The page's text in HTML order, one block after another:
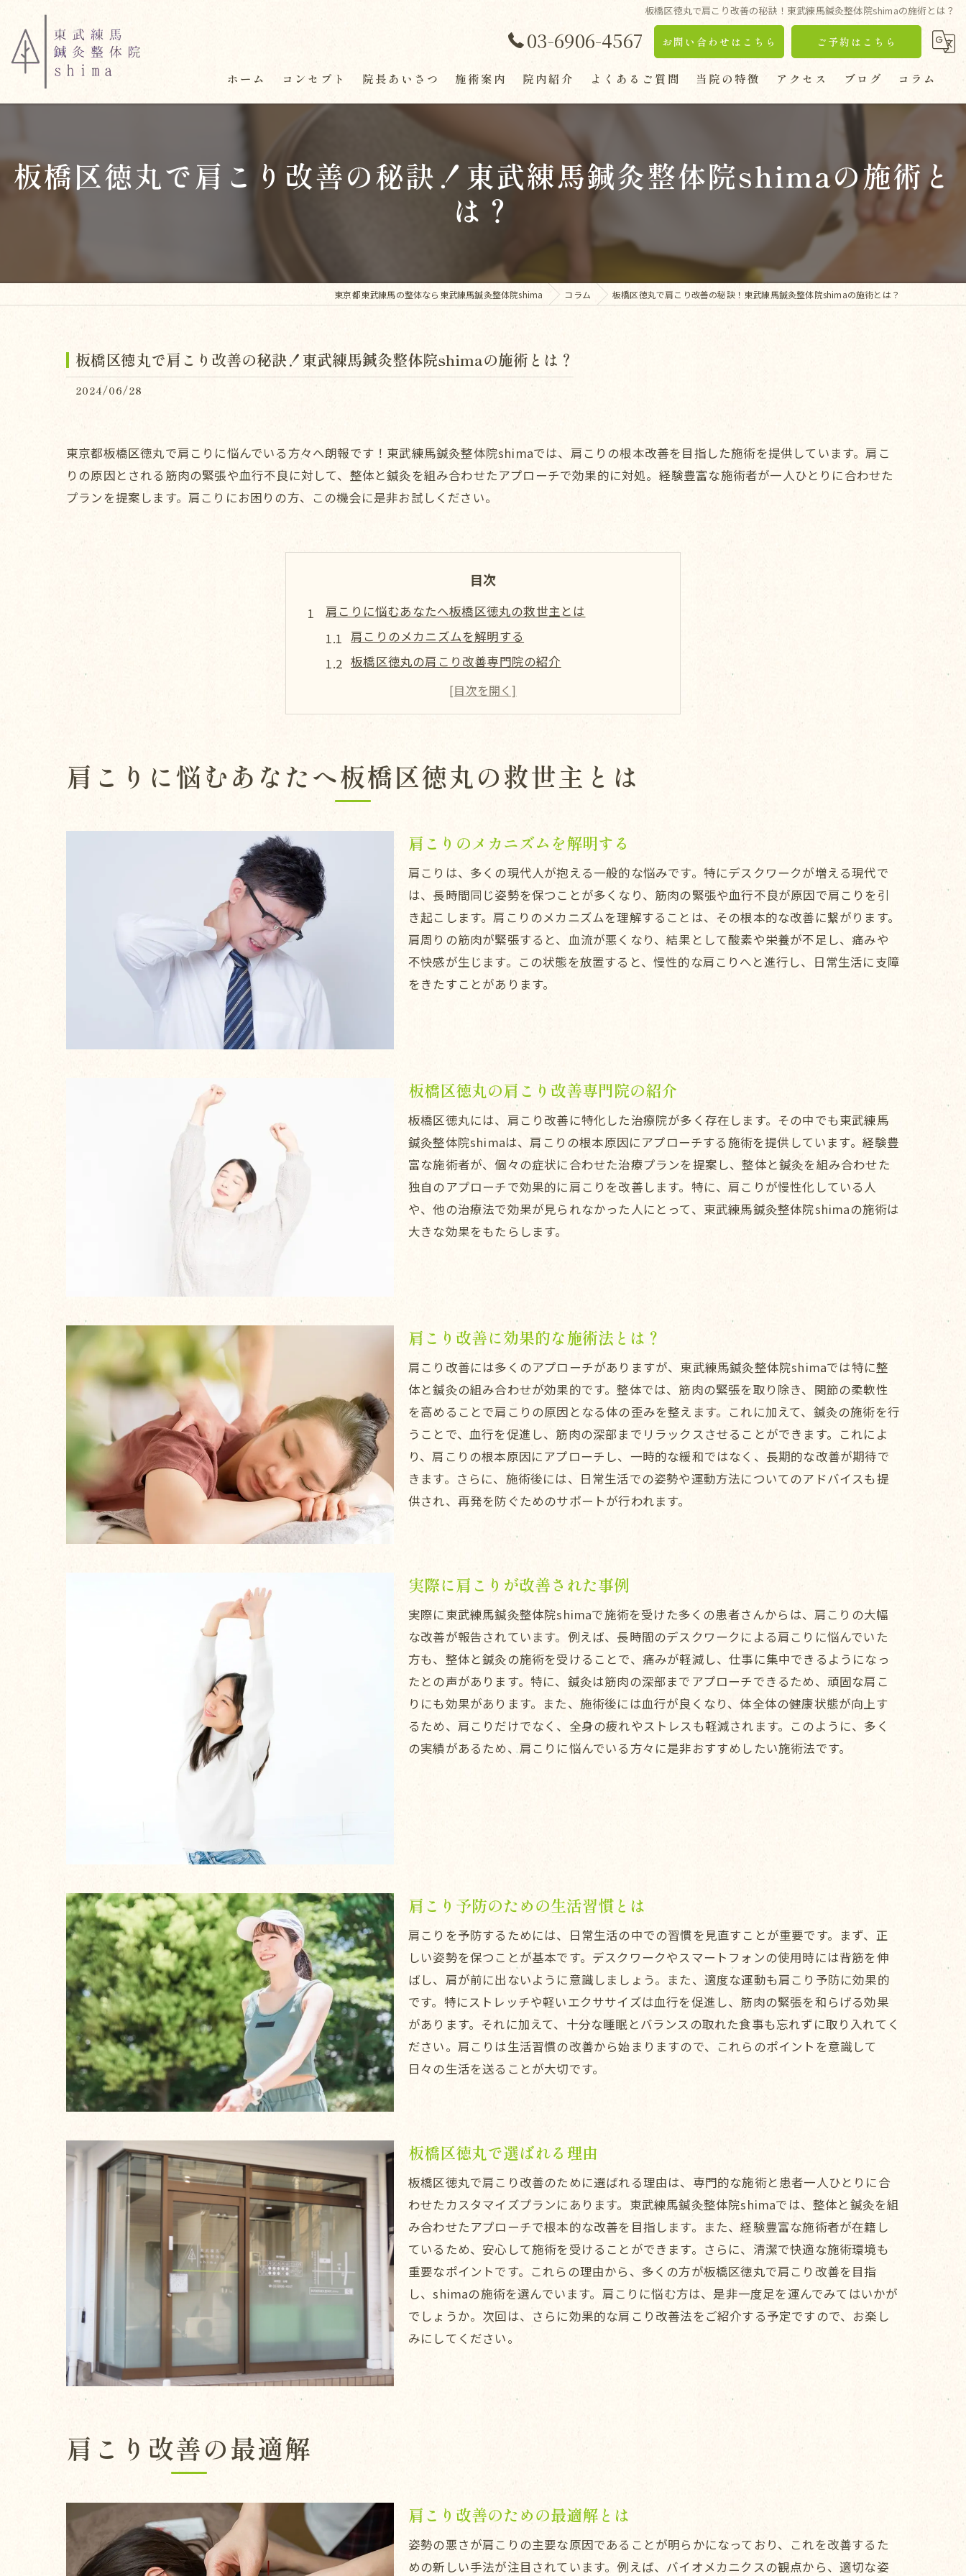
板橋区徳丸で肩こり改善の秘訣！東武練馬鍼灸整体院shimaの施術とは？
03-6906-4567 お問い合わせはこちら ご予約はこちら
ホーム コンセプト 院長あいさつ 施術案内 院内紹介 よくあるご質問 当院の特徴
ぎっくり腰
アクセス ブログ コラム
板橋区徳丸で肩こり改善の秘訣！東武練馬鍼灸整体院shimaの施術と
は？
東京都東武練馬の整体なら東武練馬鍼灸整体院shima コラム 板橋区徳丸で肩こり改善の秘訣！東武練馬鍼灸整体院shimaの施術とは？
板橋区徳丸で肩こり改善の秘訣！東武練馬鍼灸整体院shimaの施術とは？
2024/06/28
東京都板橋区徳丸で肩こりに悩んでいる方々へ朗報です！東武練馬鍼灸整体院shimaでは、肩こりの根本改善を目指した施術を提供しています。肩こ
りの原因とされる筋肉の緊張や血行不良に対して、整体と鍼灸を組み合わせたアプローチで効果的に対処。経験豊富な施術者が一人ひとりに合わせた
プランを提案します。肩こりにお困りの方、この機会に是非お試しください。
目次
肩こりに悩むあなたへ板橋区徳丸の救世主とは
肩こりのメカニズムを解明する
板橋区徳丸の肩こり改善専門院の紹介
肩こり改善に効果的な施術法とは？
実際に肩こりが改善された事例
板橋区徳丸で選ばれる理由
肩こり改善の最適解
東武練馬鍼灸整体院shimaの施術の特徴
徳丸の肩こり改善における口コミと評価
肩こり改善のためのストレッチ法
整体と鍼灸の相乗効果とは
肩こり改善のための栄養指導
板橋区徳丸で肩こり解消効果実感の施術法
東武練馬鍼灸整体院shimaの施術プロセス
個々の症状に合わせたオーダーメイド施術
肩こり施術後のアフターケア
肩こり解消の鍵板橋区徳丸で見つかる秘密
肩こりの原因を根本から探る
肩こりに悩む人のための特別コース
肩こり改善のための数々の手技療法
東武練馬鍼灸整体院shimaの独自メソッド
肩こりの根源的な原因を究明する
東武練馬鍼灸整体院shimaのアプローチ
肩こり改善のための包括的プラン
肩こりを引き起こす生活習慣とその改善法
肩こりに対する効果的な運動法
肩こり改善を目指すための食生活の見直し
徳丸で肩こり改善肩の痛みから解放される日々
肩こり改善のための成功事例紹介
板橋区徳丸で実感した肩こり改善の効果
肩こり解消のための長期的なサポート
肩こり改善のために必要なステップ
施術で得られる肩こり解消の体験談
肩こりの根本改善徳丸で実感する施術の力
肩こり改善に特化した東武練馬鍼灸整体院shimaの技術
肩こり改善のための施術の流れ
施術後の肩こり解消の実感
板橋区徳丸での施術体験
肩こり改善のための具体的な施術内容
肩こりに苦しむ人へのメッセージ
鍼灸と整体の相乗効果で肩こり解消
肩こり改善のための継続施術の重要性
肩こりに悩むあなたへ板橋区徳丸の救世主とは
肩こりのメカニズムを解明する
肩こりは、多くの現代人が抱える一般的な悩みです。特にデスクワークが増える現代で
は、長時間同じ姿勢を保つことが多くなり、筋肉の緊張や血行不良が原因で肩こりを引
き起こします。肩こりのメカニズムを理解することは、その根本的な改善に繋がります。
肩周りの筋肉が緊張すると、血流が悪くなり、結果として酸素や栄養が不足し、痛みや
不快感が生じます。この状態を放置すると、慢性的な肩こりへと進行し、日常生活に支障
をきたすことがあります。
板橋区徳丸の肩こり改善専門院の紹介
板橋区徳丸には、肩こり改善に特化した治療院が多く存在します。その中でも東武練馬
鍼灸整体院shimaは、肩こりの根本原因にアプローチする施術を提供しています。経験豊
富な施術者が、個々の症状に合わせた治療プランを提案し、整体と鍼灸を組み合わせた
独自のアプローチで効果的に肩こりを改善します。特に、肩こりが慢性化している人
や、他の治療法で効果が見られなかった人にとって、東武練馬鍼灸整体院shimaの施術は
大きな効果をもたらします。
肩こり改善に効果的な施術法とは？
肩こり改善には多くのアプローチがありますが、東武練馬鍼灸整体院shimaでは特に整
体と鍼灸の組み合わせが効果的です。整体では、筋肉の緊張を取り除き、関節の柔軟性
を高めることで肩こりの原因となる体の歪みを整えます。これに加えて、鍼灸の施術を行
うことで、血行を促進し、筋肉の深部までリラックスさせることができます。これによ
り、肩こりの根本原因にアプローチし、一時的な緩和ではなく、長期的な改善が期待で
きます。さらに、施術後には、日常生活での姿勢や運動方法についてのアドバイスも提
供され、再発を防ぐためのサポートが行われます。
実際に肩こりが改善された事例
実際に東武練馬鍼灸整体院shimaで施術を受けた多くの患者さんからは、肩こりの大幅
な改善が報告されています。例えば、長時間のデスクワークによる肩こりに悩んでいた
方も、整体と鍼灸の施術を受けることで、痛みが軽減し、仕事に集中できるようになっ
たとの声があります。特に、鍼灸は筋肉の深部までアプローチできるため、頑固な肩こ
りにも効果があります。また、施術後には血行が良くなり、体全体の健康状態が向上す
るため、肩こりだけでなく、全身の疲れやストレスも軽減されます。このように、多く
の実績があるため、肩こりに悩んでいる方々に是非おすすめしたい施術法です。
肩こり予防のための生活習慣とは
肩こりを予防するためには、日常生活の中での習慣を見直すことが重要です。まず、正
しい姿勢を保つことが基本です。デスクワークやスマートフォンの使用時には背筋を伸
ばし、肩が前に出ないように意識しましょう。また、適度な運動も肩こり予防に効果的
です。特にストレッチや軽いエクササイズは血行を促進し、筋肉の緊張を和らげる効果
があります。それに加えて、十分な睡眠とバランスの取れた食事も忘れずに取り入れてく
ださい。肩こりは生活習慣の改善から始まりますので、これらのポイントを意識して
日々の生活を送ることが大切です。
板橋区徳丸で選ばれる理由
板橋区徳丸で肩こり改善のために選ばれる理由は、専門的な施術と患者一人ひとりに合
わせたカスタマイズプランにあります。東武練馬鍼灸整体院shimaでは、整体と鍼灸を組
み合わせたアプローチで根本的な改善を目指します。また、経験豊富な施術者が在籍し
ているため、安心して施術を受けることができます。さらに、清潔で快適な施術環境も
重要なポイントです。これらの理由から、多くの方が板橋区徳丸で肩こり改善を目指
し、shimaの施術を選んでいます。肩こりに悩む方は、是非一度足を運んでみてはいかが
でしょうか。次回は、さらに効果的な肩こり改善法をご紹介する予定ですので、お楽し
みにしてください。
肩こり改善の最適解
肩こり改善のための最適解とは
姿勢の悪さが肩こりの主要な原因であることが明らかになっており、これを改善するた
めの新しい手法が注目されています。例えば、バイオメカニクスの観点から、適切な姿